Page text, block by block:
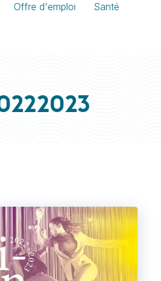
Offre d'emploi Santé